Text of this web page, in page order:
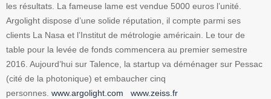
les résultats. La fameuse lame est vendue 5000 euros l’unité.
Argolight dispose d’une solide réputation, il compte parmi ses
clients La Nasa et l’Institut de métrologie américain. Le tour de
table pour la levée de fonds commencera au premier semestre
2016. Aujourd’hui sur Talence, la startup va déménager sur Pessac
(cité de la photonique) et embaucher cinq
personnes. www.argolight.com www.zeiss.fr